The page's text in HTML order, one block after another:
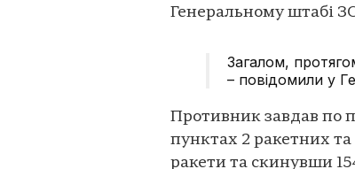
Генеральному штабі
Загалом,
– повідомили у
Противник завдав по
пунктах 2 ракетних та
ракети та скинувши